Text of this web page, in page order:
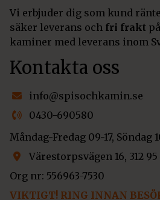
Vi erbjuder dig som kund
säker leverans och fri frakt
kaminer med leverans inom
Kontakta oss
info@spisochkamin.se
0430-690580
Måndag-Fredag 09-17, Söndag
Värestorpsvägen 16, 312
Org nr: 556963-7530
VIKTIGT! RING INNAN